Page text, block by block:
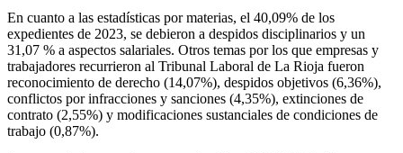
En cuanto a las estadísticas por materias, el 40,09% de los
expedientes de 2023, se debieron a despidos disciplinarios y un
31,07 % a aspectos salariales. Otros temas por los que empresas y
trabajadores recurrieron al Tribunal Laboral de La Rioja fueron
reconocimiento de derecho (14,07%), despidos objetivos (6,36%),
conflictos por infracciones y sanciones (4,35%), extinciones de
contrato (2,55%) y modificaciones sustanciales de condiciones de
trabajo (0,87%).